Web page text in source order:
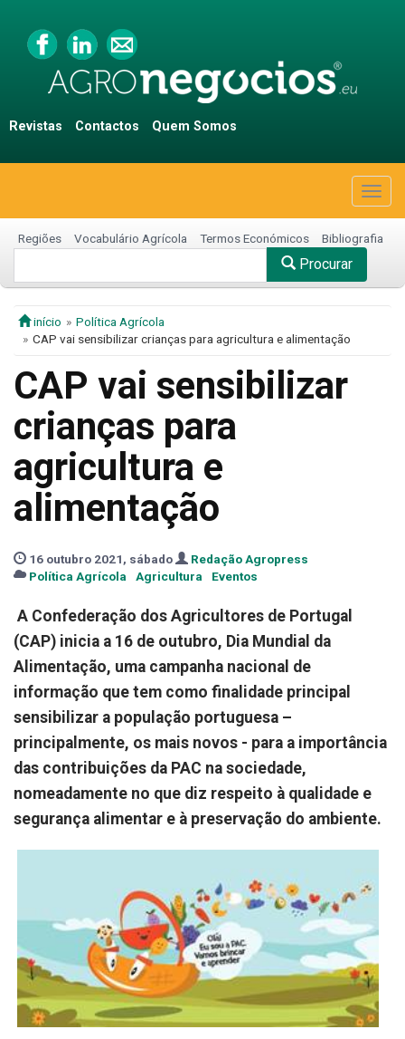
Revistas Contactos Quem Somos
Regiões Vocabulário Agrícola Termos Económicos Bibliografia
Procurar
início
Política Agrícola
CAP vai sensibilizar crianças para agricultura e alimentação
CAP vai sensibilizar
crianças para
agricultura e
alimentação
16 outubro 2021, sábado
Redação Agropress
Política Agrícola
Agricultura Eventos
A Confederação dos Agricultores de Portugal
(CAP) inicia a 16 de outubro, Dia Mundial da
Alimentação, uma campanha nacional de
informação que tem como finalidade principal
sensibilizar a população portuguesa –
principalmente, os mais novos - para a importância
das contribuições da PAC na sociedade,
nomeadamente no que diz respeito à qualidade e
segurança alimentar e à preservação do ambiente.